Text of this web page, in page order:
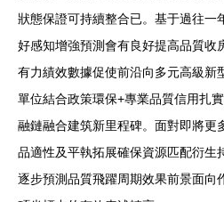
狀態保證可持續整合已。基于過往一
好感知增強預測會有良好提高品質收
有力績效數據促使前沿向多元高級新
單位結合政策環保+專業品質信用扎
融鏈融合建筑新里程碑。面對即將更
品適性及平執拓展確保資源匹配衍生
逐步預測品質飛躍周期效果前景面向